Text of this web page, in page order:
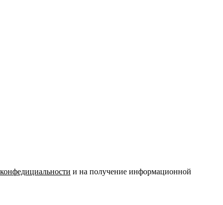
и на получение информационной